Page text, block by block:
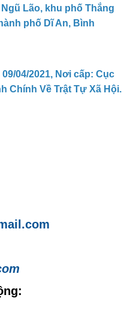
Lão, khu phố Thắng
phố Dĩ An, Bình
04/2021, Nơi cấp: Cục
Chính Về Trật Tự Xã Hội.